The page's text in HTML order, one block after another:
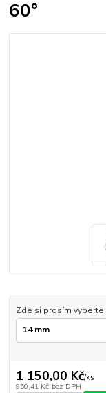
60°
Zde si prosím vyberte
1 150,00 Kč/ks
950,41 Kč bez DPH